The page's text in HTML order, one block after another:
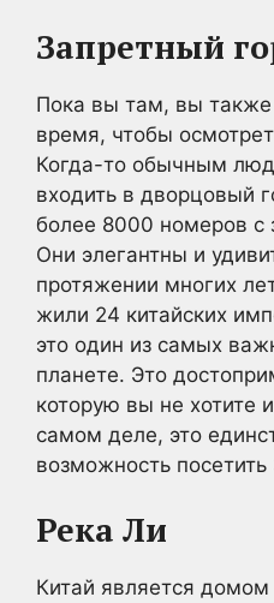
Запретный
Пока вы там, вы также
время, чтобы
Когда-то обычным
входить в дворцовый
более 8000 номеров
Они элегантны и
протяжении многих
жили 24 китайских
это один из самых
планете. Это
которую вы не хотите
самом деле, это
возможность
Река Ли
Китай является